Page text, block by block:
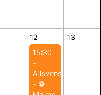
12
15:30
-
Allsvenskan
- ⚽️
13